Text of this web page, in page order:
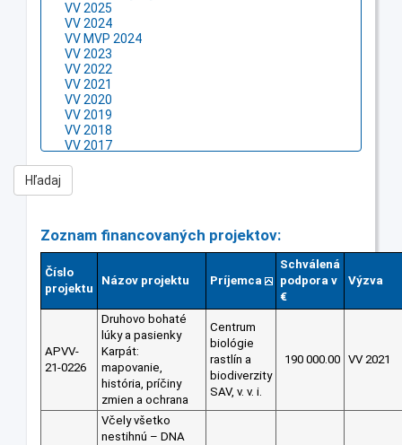
Zoznam financovaných projektov:
Číslo
projektu
Názov projektu Príjemca
Schválená
podpora v
€
Výzva
APVV-
21-0226
Druhovo bohaté
lúky a pasienky
Karpát:
mapovanie,
história, príčiny
zmien a ochrana
Centrum
biológie
rastlín a
biodiverzity
SAV, v. v. i.
190 000.00 VV 2021
Včely všetko
nestihnú – DNA